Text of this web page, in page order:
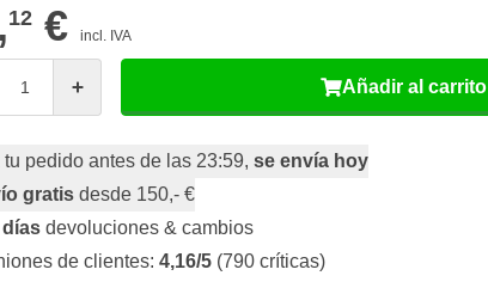
12 € incl. IVA
Añadir al carrito
tu pedido antes de las 23:59, se envía hoy
gratis desde 150,- €
días devoluciones & cambios
de clientes: 4,16/5 (790 críticas)